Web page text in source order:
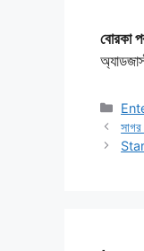
বোরকা